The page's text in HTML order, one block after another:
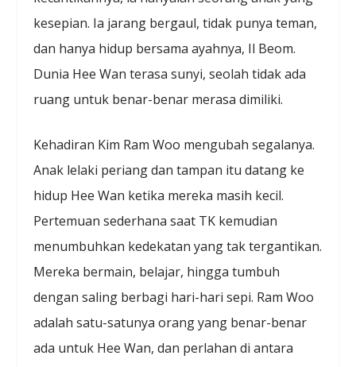
kesepian. Ia jarang bergaul, tidak punya teman,
dan hanya hidup bersama ayahnya, Il Beom.
Dunia Hee Wan terasa sunyi, seolah tidak ada
ruang untuk benar-benar merasa dimiliki.
Kehadiran Kim Ram Woo mengubah segalanya.
Anak lelaki periang dan tampan itu datang ke
hidup Hee Wan ketika mereka masih kecil.
Pertemuan sederhana saat TK kemudian
menumbuhkan kedekatan yang tak tergantikan.
Mereka bermain, belajar, hingga tumbuh
dengan saling berbagi hari-hari sepi. Ram Woo
adalah satu-satunya orang yang benar-benar
ada untuk Hee Wan, dan perlahan di antara